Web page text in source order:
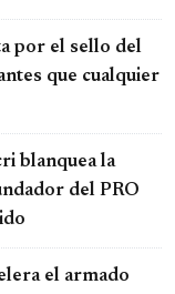
por el sello del
que cualquier
blanquea la
del PRO
el armado